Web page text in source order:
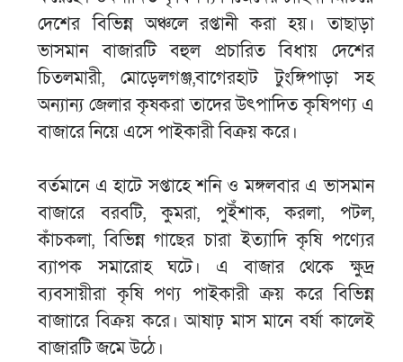
দেশের বিভিন্ন অঞ্চলে রপ্তানী করা হয়। তাছাড়া
ভাসমান বাজারটি বহুল প্রচারিত বিধায় দেশের
চিতলমারী, মোড়েলগঞ্জ,বাগেরহাট টুংঙ্গিপাড়া সহ
অন্যান্য জেলার কৃষকরা তাদের উৎপাদিত কৃষিপণ্য এ
বাজারে নিয়ে এসে পাইকারী বিক্রয় করে।
বর্তমানে এ হাটে সপ্তাহে শনি ও মঙ্গলবার এ ভাসমান
বাজারে বরবটি, কুমরা, পুইঁশাক, করলা, পটল,
কাঁচকলা, বিভিন্ন গাছের চারা ইত্যাদি কৃষি পণ্যের
ব্যাপক সমারোহ ঘটে। এ বাজার থেকে ক্ষুদ্র
ব্যবসায়ীরা কৃষি পণ্য পাইকারী ক্রয় করে বিভিন্ন
বাজাারে বিক্রয় করে। আষাঢ় মাস মানে বর্ষা কালেই
বাজারটি জমে উঠে।